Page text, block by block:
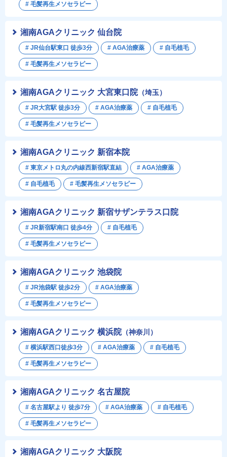
湘南AGAクリニック 新宿本院
# 東京メトロ丸の内線西新宿駅直結 # AGA治療薬
# 自毛植毛 # 毛髪再生メソセラピー
湘南AGAクリニック 新宿サザンテラス口院
# JR新宿駅南口 徒歩4分 # 自毛植毛
# 毛髪再生メソセラピー
湘南AGAクリニック 大阪院
# 毛髪再生メソセラピー
湘南AGAクリニック 横浜院（神奈川）
# 横浜駅西口徒歩3分 # AGA治療薬 # 自毛植毛
# 毛髪再生メソセラピー
湘南AGAクリニック 名古屋院
# 名古屋駅より 徒歩7分 # AGA治療薬 # 自毛植毛
# 毛髪再生メソセラピー
湘南AGAクリニック 仙台院
# JR仙台駅東口 徒歩3分 # AGA治療薬 # 自毛植毛
# 毛髪再生メソセラピー
湘南AGAクリニック 池袋院
# JR池袋駅 徒歩2分 # AGA治療薬
# 毛髪再生メソセラピー
湘南AGAクリニック 大宮東口院（埼玉）
# JR大宮駅 徒歩3分 # AGA治療薬 # 自毛植毛
# 毛髪再生メソセラピー